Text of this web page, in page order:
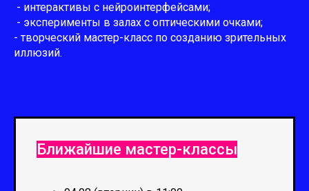
- интерактивы с нейроинтерфейсами;
- эксперименты в залах с оптическими очками;
- творческий мастер-класс по созданию зрительных
иллюзий.
Ближайшие мастер-классы